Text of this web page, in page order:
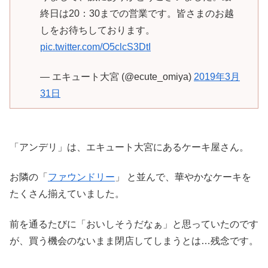
終日は20：30までの営業です。皆さまのお越
しをお待ちしております。
pic.twitter.com/O5clcS3DtI
— エキュート大宮 (@ecute_omiya) 2019年3月
31日
「アンデリ」は、エキュート大宮にあるケーキ屋さん。
お隣の「 ファウンドリー 」 と並んで、華やかなケーキを
たくさん揃えていました。
前を通るたびに「おいしそうだなぁ」と思っていたのです
が、買う機会のないまま閉店してしまうとは…残念です。